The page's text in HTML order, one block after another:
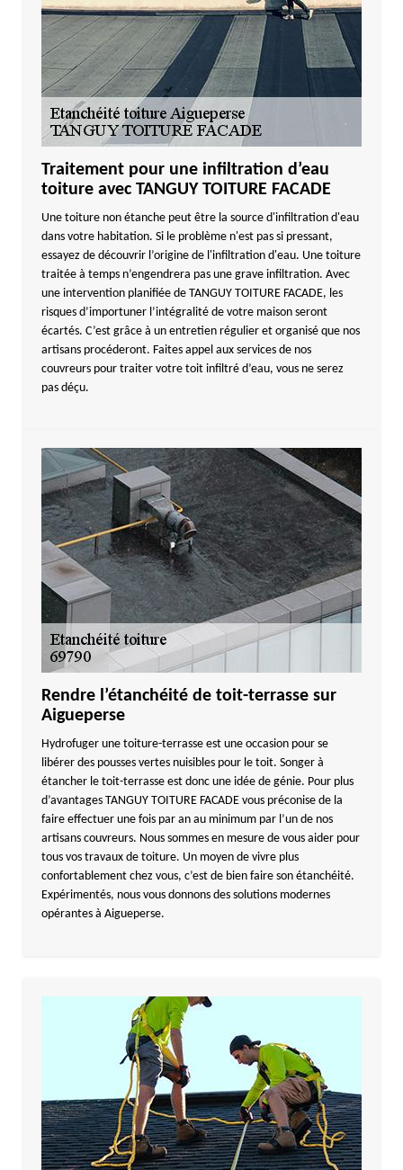
Traitement pour une infiltration d’eau
toiture avec TANGUY TOITURE FACADE
Une toiture non étanche peut être la source d'infiltration d'eau
dans votre habitation. Si le problème n'est pas si pressant,
essayez de découvrir l’origine de l'infiltration d'eau. Une toiture
traitée à temps n’engendrera pas une grave infiltration. Avec
une intervention planifiée de TANGUY TOITURE FACADE, les
risques d’importuner l’intégralité de votre maison seront
écartés. C’est grâce à un entretien régulier et organisé que nos
artisans procéderont. Faites appel aux services de nos
couvreurs pour traiter votre toit infiltré d’eau, vous ne serez
pas déçu.
Rendre l’étanchéité de toit-terrasse sur
Aigueperse
Hydrofuger une toiture-terrasse est une occasion pour se
libérer des pousses vertes nuisibles pour le toit. Songer à
étancher le toit-terrasse est donc une idée de génie. Pour plus
d’avantages TANGUY TOITURE FACADE vous préconise de la
faire effectuer une fois par an au minimum par l’un de nos
artisans couvreurs. Nous sommes en mesure de vous aider pour
tous vos travaux de toiture. Un moyen de vivre plus
confortablement chez vous, c’est de bien faire son étanchéité.
Expérimentés, nous vous donnons des solutions modernes
opérantes à Aigueperse.